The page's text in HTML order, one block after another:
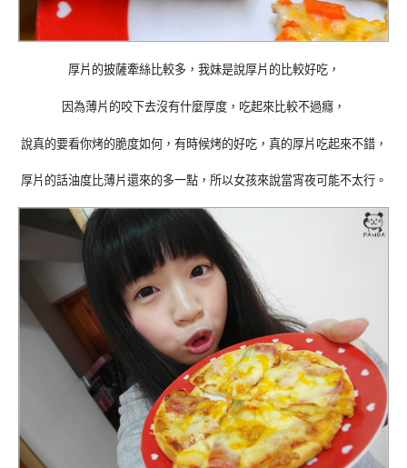
厚片的披薩牽絲比較多，我妹是說厚片的比較好吃，
因為薄片的咬下去沒有什麼厚度，吃起來比較不過癮，
說真的要看你烤的脆度如何，有時候烤的好吃，真的厚片吃起來不錯，
厚片的話油度比薄片還來的多一點，所以女孩來說當宵夜可能不太行。